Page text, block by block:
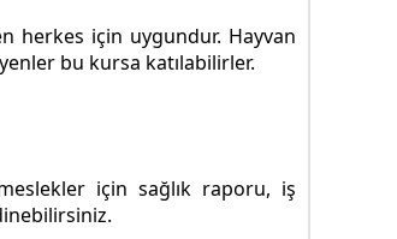
herkes için uygundur. Hayvan
bu kursa katılabilirler.
için sağlık raporu, iş